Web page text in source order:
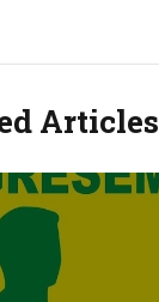
Articles